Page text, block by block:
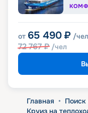
от 65 490 ₽ /чел
72 767₽ /чел
Главная • Поиск
Круиз на